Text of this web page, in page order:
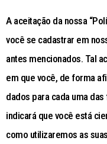
A aceitação da nossa
você se cadastrar em
antes mencionados. Tal
em que você, de forma
dados para cada uma
indicará que você está
como utilizaremos as